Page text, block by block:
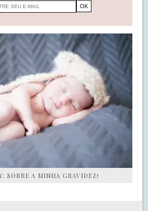
SOBRE A MINHA GRAVIDEZ!